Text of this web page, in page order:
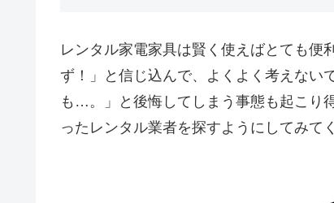
レンタル家電家具は賢く使えばとても便
ず！」と信じ込んで、よくよく考えない
も…。」と後悔してしまう事態も起こり
ったレンタル業者を探すようにしてみて